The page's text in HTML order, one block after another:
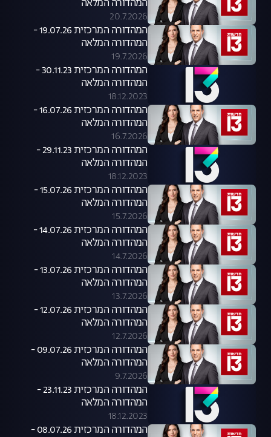
המהדורה המלאה
20.7.2026
המהדורה המרכזית 19.07.26 -
המהדורה המלאה
19.7.2026
המהדורה המרכזית 30.11.23 -
המהדורה המלאה
18.12.2023
המהדורה המרכזית 16.07.26 -
המהדורה המלאה
16.7.2026
המהדורה המרכזית 29.11.23 -
המהדורה המלאה
18.12.2023
המהדורה המרכזית 15.07.26 -
המהדורה המלאה
15.7.2026
המהדורה המרכזית 14.07.26 -
המהדורה המלאה
14.7.2026
המהדורה המרכזית 13.07.26 -
המהדורה המלאה
13.7.2026
המהדורה המרכזית 12.07.26 -
המהדורה המלאה
12.7.2026
המהדורה המרכזית 09.07.26 -
המהדורה המלאה
9.7.2026
המהדורה המרכזית 23.11.23 -
המהדורה המלאה
18.12.2023
המהדורה המרכזית 08.07.26 -